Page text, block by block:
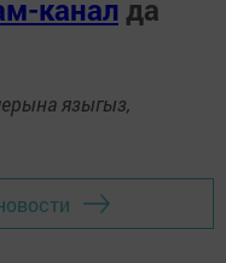
канал да
языгыз,